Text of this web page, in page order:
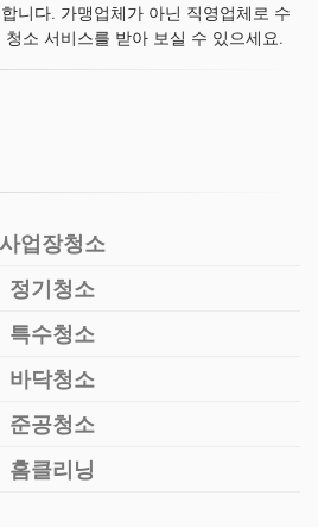
니다. 가맹업체가 아닌 직영업체로 수
소 서비스를 받아 보실 수 있으세요.
사업장청소
정기청소
특수청소
바닥청소
준공청소
홈클리닝